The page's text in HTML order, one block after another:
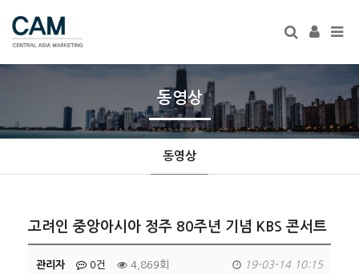
동영상
동영상
고려인 중앙아시아 정주 80주년 기념 KBS 콘서트
관리자 0건 4,869회 19-03-14 10:15